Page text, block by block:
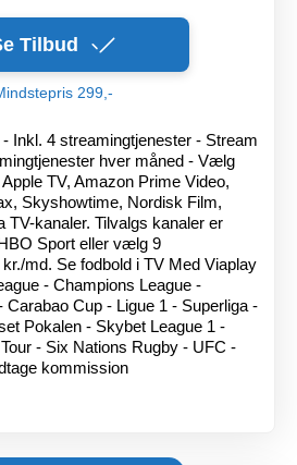
Tilbud
299,-
Inkl. 4 streamingtjenester - Stream
hver måned - Vælg
TV, Amazon Prime Video,
Skyshowtime, Nordisk Film,
TV-kanaler. Tilvalgs kanaler er
Sport eller vælg 9
md. Se fodbold i TV Med Viaplay
- Champions League -
Carabao Cup - Ligue 1 - Superliga -
Pokalen - Skybet League 1 -
- Six Nations Rugby - UFC -
kommission